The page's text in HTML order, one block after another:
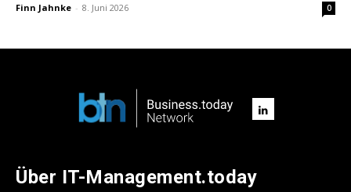
Finn Jahnke - 8. Juni 2026 0
Über IT-Management.today